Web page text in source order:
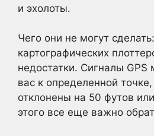
и эхолоты.
Чего они не могут
картографических
недостатки. Сигналы GPS
вас к определенной
отклонены на 50 футов
этого все еще важно